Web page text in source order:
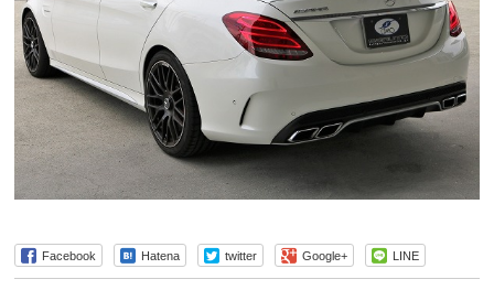
Facebook Hatena twitter Google+ LINE